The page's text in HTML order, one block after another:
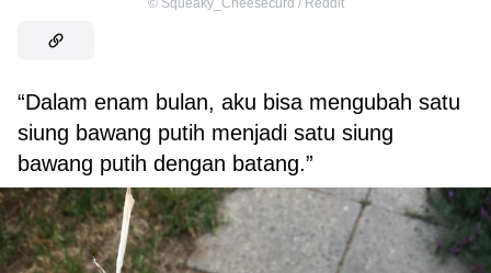
“Dalam enam bulan, aku bisa mengubah satu
siung bawang putih menjadi satu siung
bawang putih dengan batang.”